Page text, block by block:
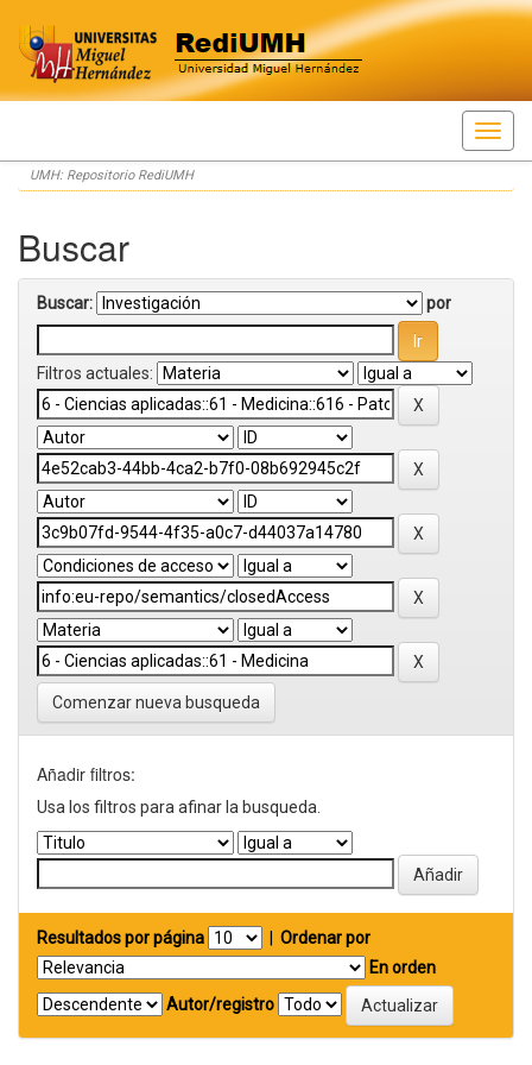
Skip
navigation
UMH: Repositorio RediUMH
Buscar
Buscar: por
Filtros actuales:
Comenzar nueva busqueda
Añadir filtros:
Usa los filtros para afinar la busqueda.
Resultados por página
Ordenar por
En orden
Autor/registro